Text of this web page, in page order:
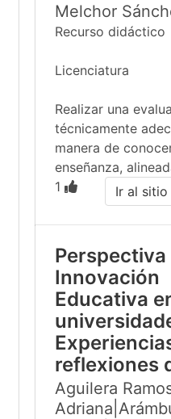
Melchor
Recurso didáctico
Licenciatura
Realizar una
técnicamente
manera de
enseñanza,
1
Ir al sitio
Perspectiva
Innovación
Educativa
reflexiones
Aguilera